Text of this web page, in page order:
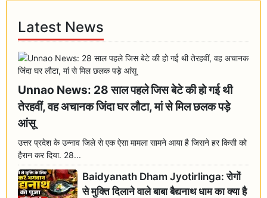
Latest News
Unnao News: 28 साल पहले जिस बेटे की हो गई थी
तेरहवीं, वह अचानक जिंदा घर लौटा, मां से मिल छलक पड़े
आंसू
उत्तर प्रदेश के उन्नाव जिले से एक ऐसा मामला सामने आया है जिसने हर किसी को
हैरान कर दिया. 28...
Baidyanath Dham Jyotirlinga: रोगों
से मुक्ति दिलाने वाले बाबा बैद्यनाथ धाम का क्या है